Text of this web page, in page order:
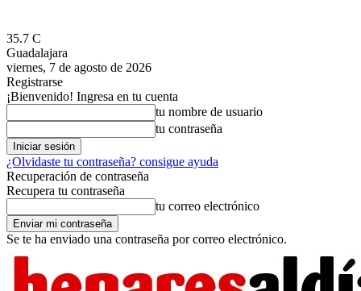
35.7 C
Guadalajara
viernes, 7 de agosto de 2026
Registrarse
¡Bienvenido! Ingresa en tu cuenta
tu nombre de usuario
tu contraseña
¿Olvidaste tu contraseña? consigue ayuda
Recuperación de contraseña
Recupera tu contraseña
tu correo electrónico
Se te ha enviado una contraseña por correo electrónico.